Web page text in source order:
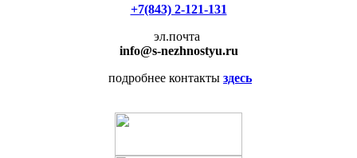
+7(843) 2-121-131
эл.почта
info@s-nezhnostyu.ru
подробнее контакты здесь